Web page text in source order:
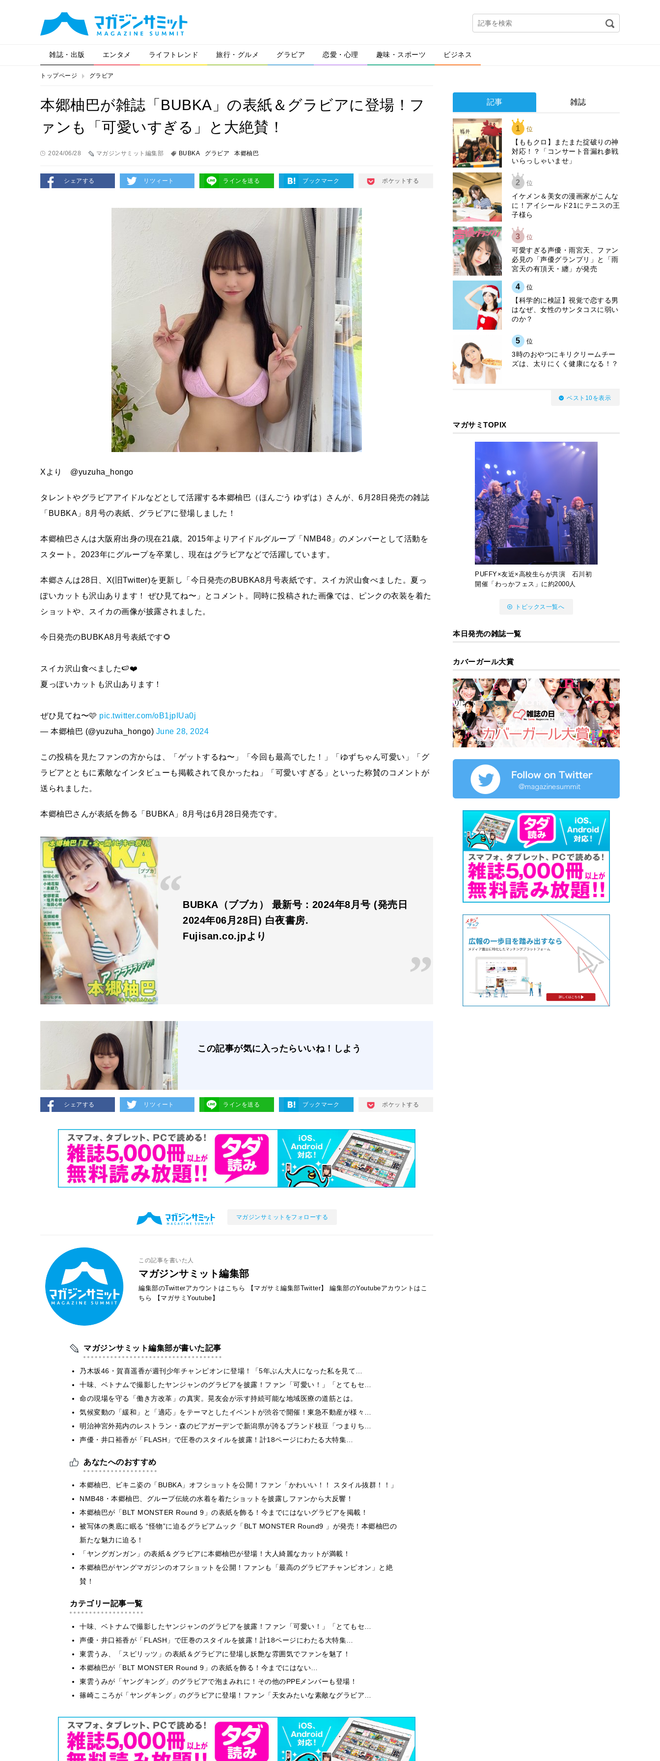
雑誌・出版 エンタメ ライフトレンド 旅行・グルメ グラビア 恋愛・心理 趣味・スポーツ ビジネス
トップページ グラビア
本郷柚巴が雑誌「BUBKA」の表紙＆グラビアに登場！フ
ァンも「可愛いすぎる」と大絶賛！
2024/06/28 マガジンサミット編集部 BUBKA グラビア 本郷柚巴
シェアする リツィート ラインを送る ブックマーク ポケットする
Xより @yuzuha_hongo
タレントやグラビアアイドルなどとして活躍する本郷柚巴（ほんごう ゆずは）さんが、6月28日発売の雑誌
「BUBKA」8月号の表紙、グラビアに登場しました！
本郷柚巴さんは大阪府出身の現在21歳。2015年よりアイドルグループ「NMB48」のメンバーとして活動を
スタート。2023年にグループを卒業し、現在はグラビアなどで活躍しています。
本郷さんは28日、X(旧Twitter)を更新し「今日発売のBUBKA8月号表紙です。スイカ沢山食べました。夏っ
ぽいカットも沢山あります！ ぜひ見てね〜」とコメント。同時に投稿された画像では、ピンクの衣装を着た
ショットや、スイカの画像が披露されました。
今日発売のBUBKA8月号表紙です🌻
スイカ沢山食べました🍉❤️
夏っぽいカットも沢山あります！
ぜひ見てね〜🩷 pic.twitter.com/oB1jpIUa0j
— 本郷柚巴 (@yuzuha_hongo) June 28, 2024
この投稿を見たファンの方からは、「ゲットするね〜」「今回も最高でした！」「ゆずちゃん可愛い」「グ
ラビアとともに素敵なインタビューも掲載されて良かったね」「可愛いすぎる」といった称賛のコメントが
送られました。
本郷柚巴さんが表紙を飾る「BUBKA」8月号は6月28日発売です。
BUBKA（ブブカ） 最新号：2024年8月号 (発売日
2024年06月28日) 白夜書房.
Fujisan.co.jpより
この記事が気に入ったらいいね！しよう
シェアする リツィート ラインを送る ブックマーク ポケットする
マガジンサミットをフォローする
この記事を書いた人
マガジンサミット編集部
編集部のTwitterアカウントはこちら 【マガサミ編集部Twitter】
編集部のYoutubeアカウントはこ
ちら
【マガサミYoutube】
マガジンサミット編集部が書いた記事
乃木坂46・賀喜遥香が週刊少年チャンピオンに登場！「5年ぶん大人になった私を見て…
十味、ベトナムで撮影したヤンジャンのグラビアを披露！ファン「可愛い！」「とてもセ…
​命の現場を守る「働き方改革」の真実。晃友会が示す持続可能な地域医療の道筋とは。
気候変動の「緩和」と「適応」をテーマとしたイベントが渋谷で開催！東急不動産が様々…
明治神宮外苑内のレストラン・森のビアガーデンで新潟県が誇るブランド枝豆「つまりち…
声優・井口裕香が「FLASH」で圧巻のスタイルを披露！計18ページにわたる大特集…
あなたへのおすすめ
本郷柚巴、ビキニ姿の「BUBKA」オフショットを公開！ファン「かわいい！！ スタイル抜群！！」
NMB48・本郷柚巴、グループ伝統の水着を着たショットを披露しファンから大反響！
本郷柚巴が「BLT MONSTER Round 9」の表紙を飾る！今までにはないグラビアを掲載！
被写体の奥底に眠る “怪物”に迫るグラビアムック「BLT MONSTER Round9 」が発売！本郷柚巴の
新たな魅力に迫る！
「ヤングガンガン」の表紙＆グラビアに本郷柚巴が登場！大人綺麗なカットが満載！
本郷柚巴がヤングマガジンのオフショットを公開！ファンも「最高のグラビアチャンピオン」と絶
賛！
カテゴリー記事一覧
十味、ベトナムで撮影したヤンジャンのグラビアを披露！ファン「可愛い！」「とてもセ…
声優・井口裕香が「FLASH」で圧巻のスタイルを披露！計18ページにわたる大特集…
東雲うみ、「スピリッツ」の表紙＆グラビアに登場し妖艶な雰囲気でファンを魅了！
本郷柚巴が「BLT MONSTER Round 9」の表紙を飾る！今までにはない…
東雲うみが「ヤングキング」のグラビアで泡まみれに！その他のPPEメンバーも登場！
篠崎こころが「ヤングキング」のグラビアに登場！ファン「天女みたいな素敵なグラビア…
記事 雑誌
1 位
【ももクロ】またまた掟破りの神
対応！？「コンサート音漏れ参戦
いらっしゃいませ」
2 位
イケメン＆美女の漫画家がこんな
に！アイシールド21にテニスの王
子様ら
3 位
可愛すぎる声優・雨宮天、ファン
必見の「声優グランプリ」と「雨
宮天の有頂天・纏」が発売
4 位
【科学的に検証】視覚で恋する男
はなぜ、女性のサンタコスに弱い
のか？
5 位
3時のおやつにキリクリームチー
ズは、太りにくく健康になる！？
ベスト10を表示
マガサミTOPIX
PUFFY×友近×高校生らが共演 石川初
開催「わっかフェス」に約2000人
トピックス一覧へ
本日発売の雑誌一覧
カバーガール大賞